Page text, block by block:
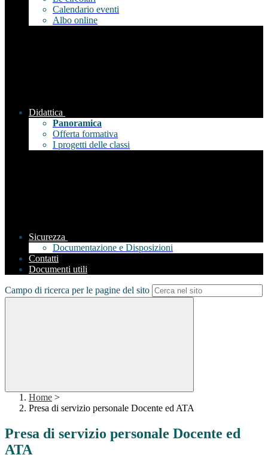
Calendario eventi
Albo online
Didattica
Panoramica
Offerta formativa
I progetti delle classi
Sicurezza
Documentazione e Disposizioni
Contatti
Documenti utili
Campo di ricerca per le pagine del sito
Home >
Presa di servizio personale Docente ed ATA
Presa di servizio personale Docente ed
ATA